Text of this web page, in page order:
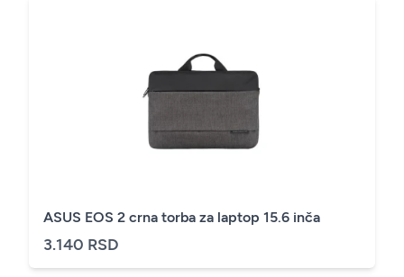
ASUS EOS 2 crna torba za laptop 15.6 inča
3.140 RSD